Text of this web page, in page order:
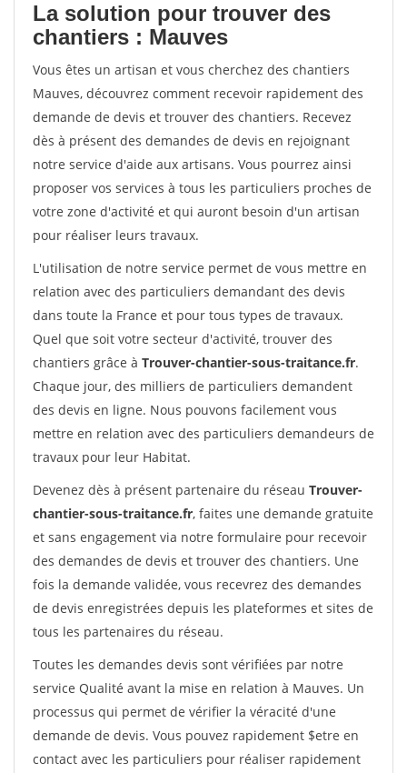
La solution pour trouver des
chantiers : Mauves
Vous êtes un artisan et vous cherchez des chantiers
Mauves, découvrez comment recevoir rapidement des
demande de devis et trouver des chantiers. Recevez
dès à présent des demandes de devis en rejoignant
notre service d'aide aux artisans. Vous pourrez ainsi
proposer vos services à tous les particuliers proches de
votre zone d'activité et qui auront besoin d'un artisan
pour réaliser leurs travaux.
L'utilisation de notre service permet de vous mettre en
relation avec des particuliers demandant des devis
dans toute la France et pour tous types de travaux.
Quel que soit votre secteur d'activité, trouver des
chantiers grâce à Trouver-chantier-sous-traitance.fr.
Chaque jour, des milliers de particuliers demandent
des devis en ligne. Nous pouvons facilement vous
mettre en relation avec des particuliers demandeurs de
travaux pour leur Habitat.
Devenez dès à présent partenaire du réseau Trouver-
chantier-sous-traitance.fr, faites une demande gratuite
et sans engagement via notre formulaire pour recevoir
des demandes de devis et trouver des chantiers. Une
fois la demande validée, vous recevrez des demandes
de devis enregistrées depuis les plateformes et sites de
tous les partenaires du réseau.
Toutes les demandes devis sont vérifiées par notre
service Qualité avant la mise en relation à Mauves. Un
processus qui permet de vérifier la véracité d'une
demande de devis. Vous pouvez rapidement $etre en
contact avec les particuliers pour réaliser rapidement